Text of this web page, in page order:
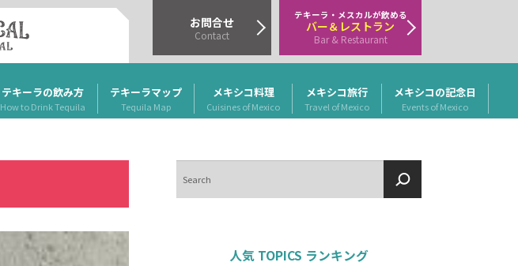
テキーラの飲み方
How to Drink Tequila
テキーラマップ
Tequila Map
メキシコ料理
Cuisines of Mexico
メキシコ旅行
Travel of Mexico
メキシコの記念日
Events of Mexico
お問合せ
Contact
テキーラ・メスカルが飲める
バー＆レストラン
Bar & Restaurant
索
人気 TOPICS ランキング